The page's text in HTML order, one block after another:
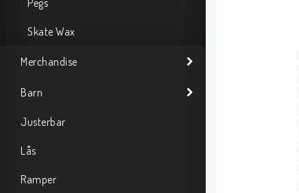
Pegs
Skate Wax
Merchandise
Barn
Justerbar
Lås
Ramper